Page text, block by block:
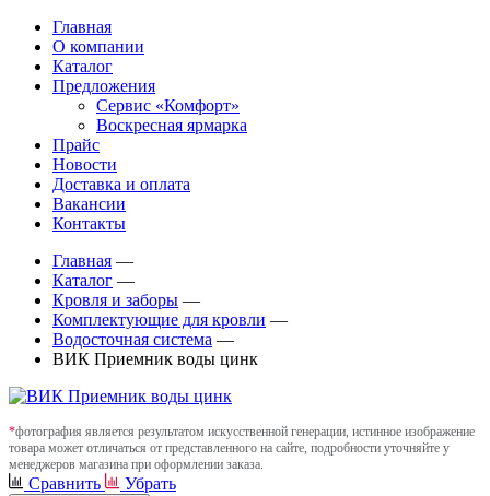
Главная
О компании
Каталог
Предложения
Сервис «Комфорт»
Воскресная ярмарка
Прайс
Новости
Доставка и оплата
Вакансии
Контакты
Главная —
Каталог —
Кровля и заборы —
Комплектующие для кровли —
Водосточная система —
ВИК Приемник воды цинк
*фотография является результатом искусственной генерации, истинное изображение
товара может отличаться от представленного на сайте, подробности уточняйте у
менеджеров магазина при оформлении заказа.
Сравнить Убрать